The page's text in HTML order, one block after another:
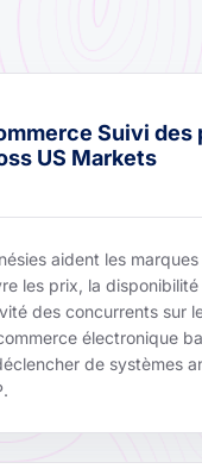
Suivi des
US Markets
aident les
les prix, la
des concurrents sur
électronique
de systèmes